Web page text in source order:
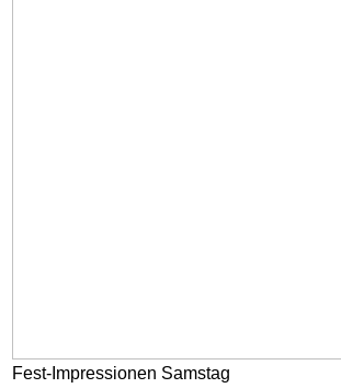
Fest-Impressionen Samstag